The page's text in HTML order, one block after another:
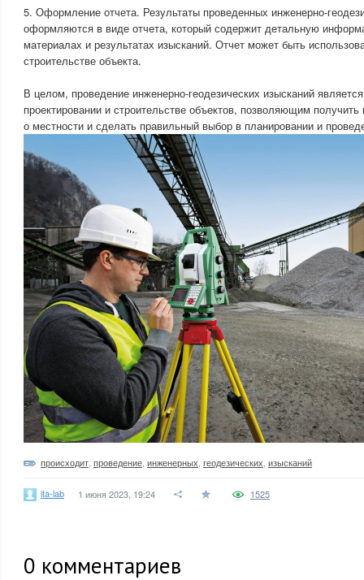
5. Оформление отчета. Результаты проведенных инженерно-
оформляются в виде отчета, который содержит детальную
материалах и результатах изысканий. Отчет может быть
строительстве объекта.
В целом, проведение инженерно-геодезических изысканий
проектировании и строительстве объектов, позволяющим
о местности и сделать правильный выбор в планировании и
происходит проведение инженерных геодезических изысканий
ita-lab 1 июня 2023, 19:24 1525
0 комментариев